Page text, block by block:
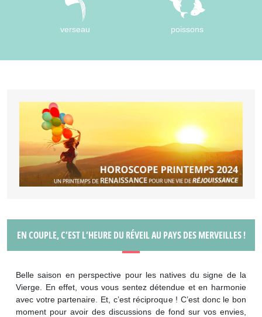
verseau poissons
EN COUPLE, C’EST L’HEURE DU RÉVEIL AU PAYS DES MERVEILLES !
Belle saison en perspective pour les natives du signe de la
Vierge. En effet, vous vous sentez détendue et en harmonie
avec votre partenaire. Et, c’est réciproque ! C’est donc le bon
moment pour avoir des discussions de fond sur vos envies,